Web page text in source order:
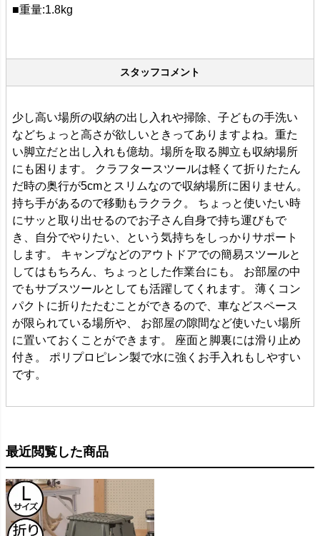
■重量:1.8kg
スタッフコメント
少し高い場所の収納の出し入れや掃除、子どもの手洗い
などちょっと高さが欲しいときってありますよね。重た
い脚立だと出し入れも億劫。場所を取る脚立も収納場所
にも困ります。 クラフタースツールは軽くて折りたたん
だ時の奥行が5cmとスリムなので収納場所に困りません。
持ち手があるので移動もラクラク。 ちょっと使いたい時
にサッと取り出せるのでお子さん自身で持ち運びもで
き、自分でやりたい、という気持ちをしっかりサポート
します。 キャンプなどのアウトドアでの簡易スツールと
してはもちろん、ちょっとした作業台にも。 お部屋の中
でもサブスツールとしても活躍してくれます。 薄くコン
パクトに折りたたむことができるので、車などスペース
が限られている場所や、 お部屋の隙間など使いたい場所
に置いておくことができます。 座面と脚裏には滑り止め
付き。 ポリプロピレン製で水に強くお手入れもしやすい
です。
最近閲覧した商品